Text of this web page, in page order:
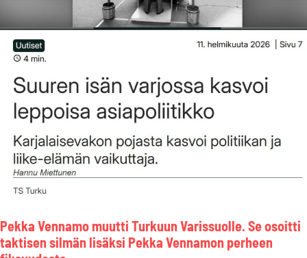
Pekka Vennamo muutti Turkuun Varissuolle. Se osoitti
taktisen silmän lisäksi Pekka Vennamon perheen